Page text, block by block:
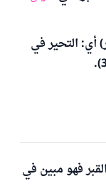
أي: التحير في
فهو مبين في